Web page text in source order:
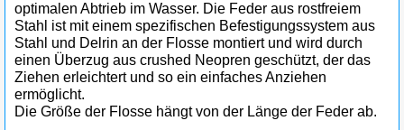
optimalen Abtrieb im Wasser. Die Feder aus rostfreiem
Stahl ist mit einem spezifischen Befestigungssystem aus
Stahl und Delrin an der Flosse montiert und wird durch
einen Überzug aus crushed Neopren geschützt, der das
Ziehen erleichtert und so ein einfaches Anziehen
ermöglicht.
Die Größe der Flosse hängt von der Länge der Feder ab.